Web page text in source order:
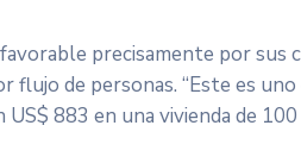
precisamente por sus
flujo de personas. “Este es
883 en una vivienda de 100